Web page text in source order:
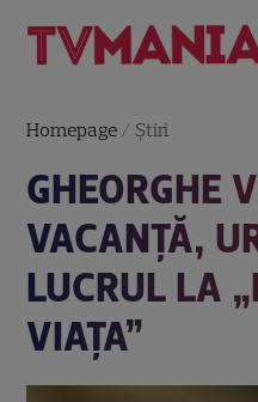
Homepage / Știri
GHEORGHE
VACANŢĂ,
LUCRUL LA
VIAŢA”